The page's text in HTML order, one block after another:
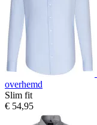
overhemd
Slim fit
€ 54,95